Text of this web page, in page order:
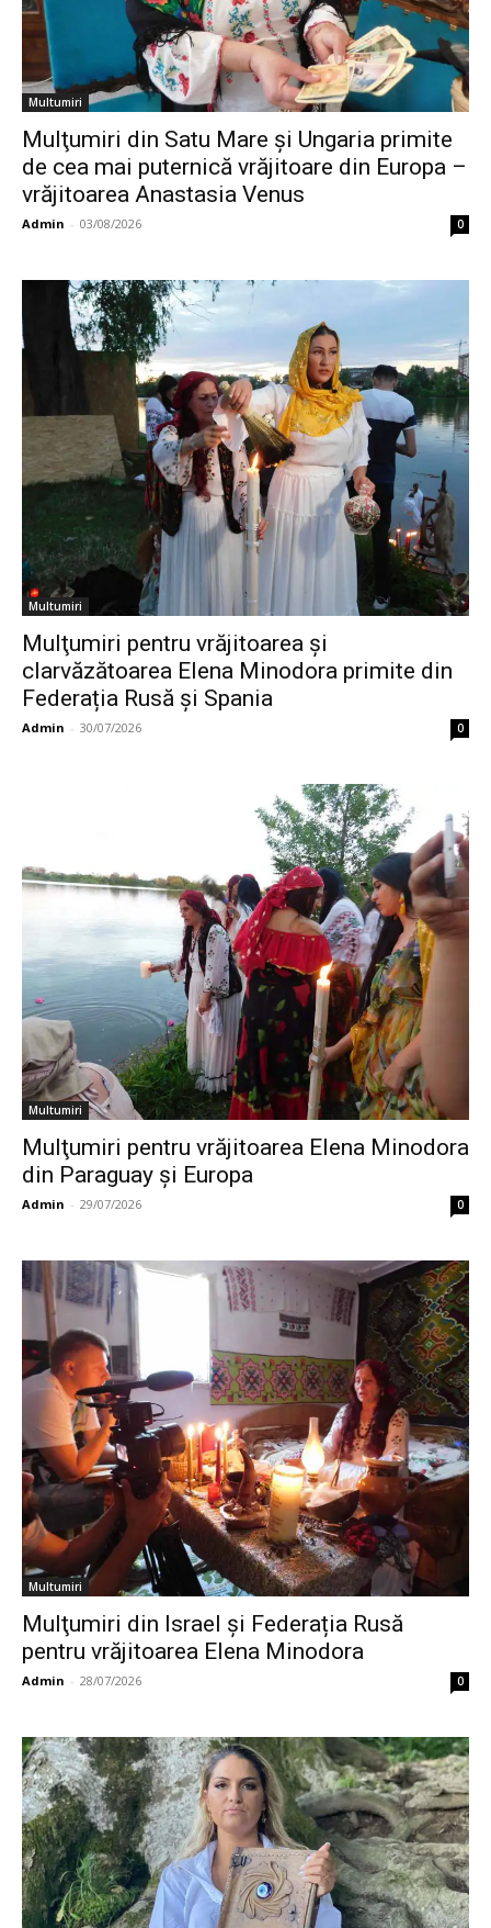
Multumiri
Mulţumiri din Satu Mare și Ungaria primite
de cea mai puternică vrăjitoare din Europa –
vrăjitoarea Anastasia Venus
Admin - 03/08/2026 0
Multumiri
Mulţumiri pentru vrăjitoarea şi
clarvăzătoarea Elena Minodora primite din
Federația Rusă și Spania
Admin - 30/07/2026 0
Multumiri
Mulţumiri pentru vrăjitoarea Elena Minodora
din Paraguay și Europa
Admin - 29/07/2026 0
Multumiri
Mulţumiri din Israel și Federația Rusă
pentru vrăjitoarea Elena Minodora
Admin - 28/07/2026 0